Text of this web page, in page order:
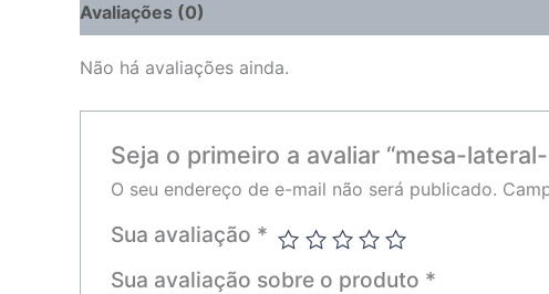
Avaliações (0)
Não há avaliações ainda.
Seja o primeiro a avaliar “mesa-
O seu endereço de e-mail não será publicado.
Sua avaliação *
Sua avaliação sobre o produto *